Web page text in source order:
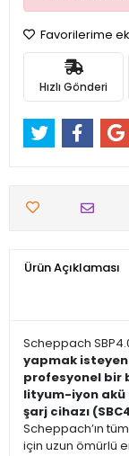
Favorilerime
Hızlı Gönderi
Ürün Açıklaması
Scheppach
yapmak
profesyonel bir
lityum-iyon akü
şarj cihazı
Scheppach’ın
için uzun ömürlü